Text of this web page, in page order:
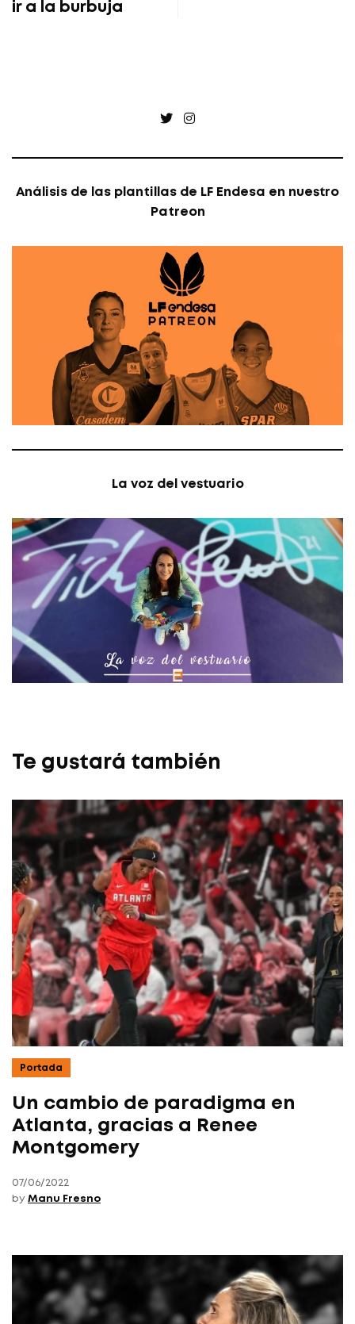
ir a la burbuja
Análisis de las plantillas de LF Endesa en nuestro
Patreon
La voz del vestuario
Te gustará también
Portada
Un cambio de paradigma en
Atlanta, gracias a Renee
Montgomery
07/06/2022
by Manu Fresno